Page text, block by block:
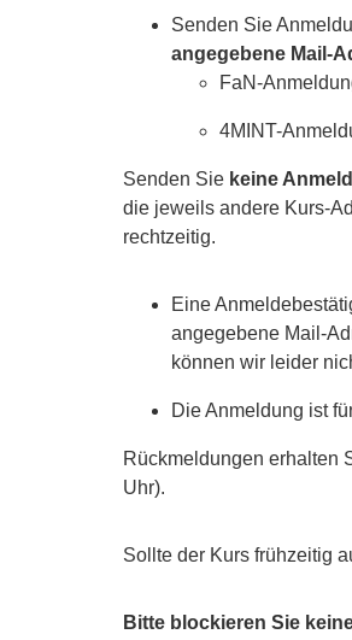
Senden Sie
angegebene Mail-
FaN-
4MINT-
Senden Sie keine
die jeweils andere Kurs-
rechtzeitig.
Eine
angegebene Mail-
können wir leider
Die Anmeldung ist
Rückmeldungen erhalten
Uhr).
Sollte der Kurs frühzeitig
Bitte blockieren Sie